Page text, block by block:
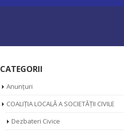
CATEGORII
Anunțuri
COALIȚIA LOCALĂ A SOCIETĂȚII CIVILE
Dezbateri Civice